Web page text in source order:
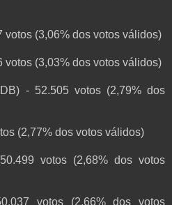
votos (3,06% dos votos válidos)
votos (3,03% dos votos válidos)
- 52.505 votos (2,79% dos
(2,77% dos votos válidos)
votos (2,68% dos votos
votos (2,66% dos votos